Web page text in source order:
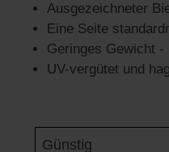
Ausgezeichneter
Eine Seite
Geringes Gewicht -
UV-vergütet und
Günstig